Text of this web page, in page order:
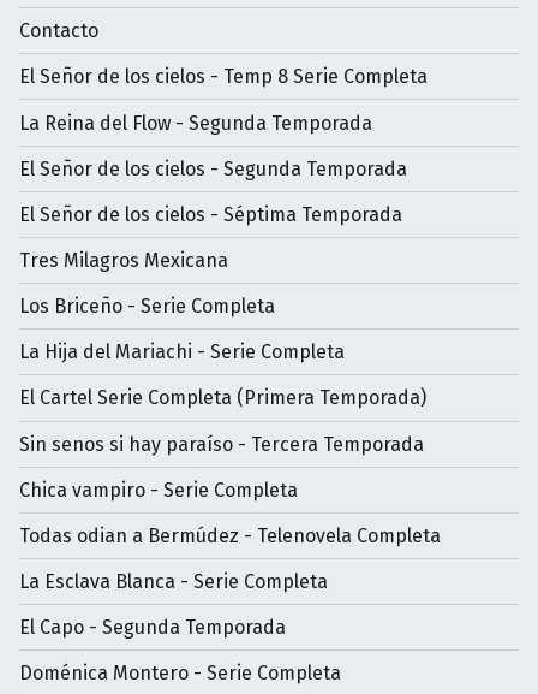
Contacto
El Señor de los cielos - Temp 8 Serie Completa
La Reina del Flow - Segunda Temporada
El Señor de los cielos - Segunda Temporada
El Señor de los cielos - Séptima Temporada
Tres Milagros Mexicana
Los Briceño - Serie Completa
La Hija del Mariachi - Serie Completa
El Cartel Serie Completa (Primera Temporada)
Sin senos si hay paraíso - Tercera Temporada
Chica vampiro - Serie Completa
Todas odian a Bermúdez - Telenovela Completa
La Esclava Blanca - Serie Completa
El Capo - Segunda Temporada
Doménica Montero - Serie Completa